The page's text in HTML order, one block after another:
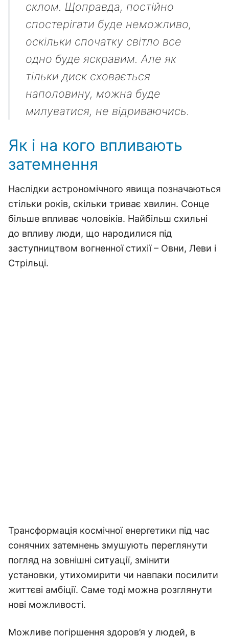
склом. Щоправда, постійно
спостерігати буде неможливо,
оскільки спочатку світло все
одно буде яскравим. Але як
тільки диск сховається
наполовину, можна буде
милуватися, не відриваючись.
Як і на кого впливають
затемнення
Наслідки астрономічного явища позначаються
стільки років, скільки триває хвилин. Сонце
більше впливає чоловіків. Найбільш схильні
до впливу люди, що народилися під
заступництвом вогненної стихії – Овни, Леви і
Стрільці.
Трансформація космічної енергетики під час
сонячних затемнень змушують переглянути
погляд на зовнішні ситуації, змінити
установки, утихомирити чи навпаки посилити
життєві амбіції. Саме тоді можна розглянути
нові можливості.
Можливе погіршення здоров’я у людей, в